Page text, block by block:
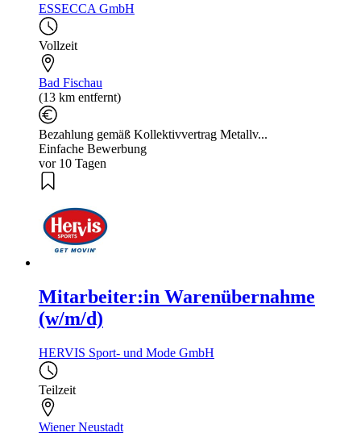
ESSECCA GmbH
Vollzeit
Bad Fischau
(13 km entfernt)
Bezahlung gemäß Kollektivvertrag Metallv...
Einfache Bewerbung
vor 10 Tagen
Mitarbeiter:in Warenübernahme
(w/m/d)
HERVIS Sport- und Mode GmbH
Teilzeit
Wiener Neustadt